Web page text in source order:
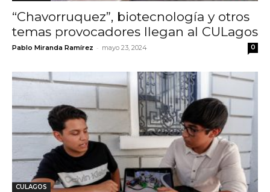
“Chavorruquez”, biotecnología y otros
temas provocadores llegan al CULagos
Pablo Miranda Ramírez - mayo 23, 2024 0
CULAGOS